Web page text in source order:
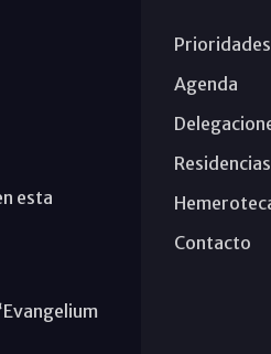
esta
Agenda
Contacto